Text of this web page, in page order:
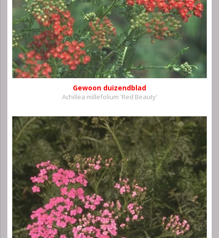
Gewoon duizendblad
Achillea millefolium 'Red Beauty'